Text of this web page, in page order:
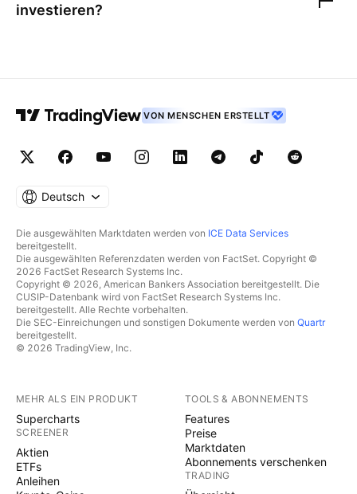
investieren?
VON MENSCHEN ERSTELLT
Deutsch
Die ausgewählten Marktdaten werden von ICE Data Services
bereitgestellt.
Die ausgewählten Referenzdaten werden von FactSet. Copyright ©
2026 FactSet Research Systems Inc.
Copyright © 2026, American Bankers Association bereitgestellt. Die
CUSIP-Datenbank wird von FactSet Research Systems Inc.
bereitgestellt. Alle Rechte vorbehalten.
Die SEC-Einreichungen und sonstigen Dokumente werden von Quartr
bereitgestellt.
© 2026 TradingView, Inc.
MEHR ALS EIN PRODUKT
Supercharts
SCREENER
Aktien
ETFs
Anleihen
TOOLS & ABONNEMENTS
Features
Preise
Marktdaten
Abonnements verschenken
TRADING